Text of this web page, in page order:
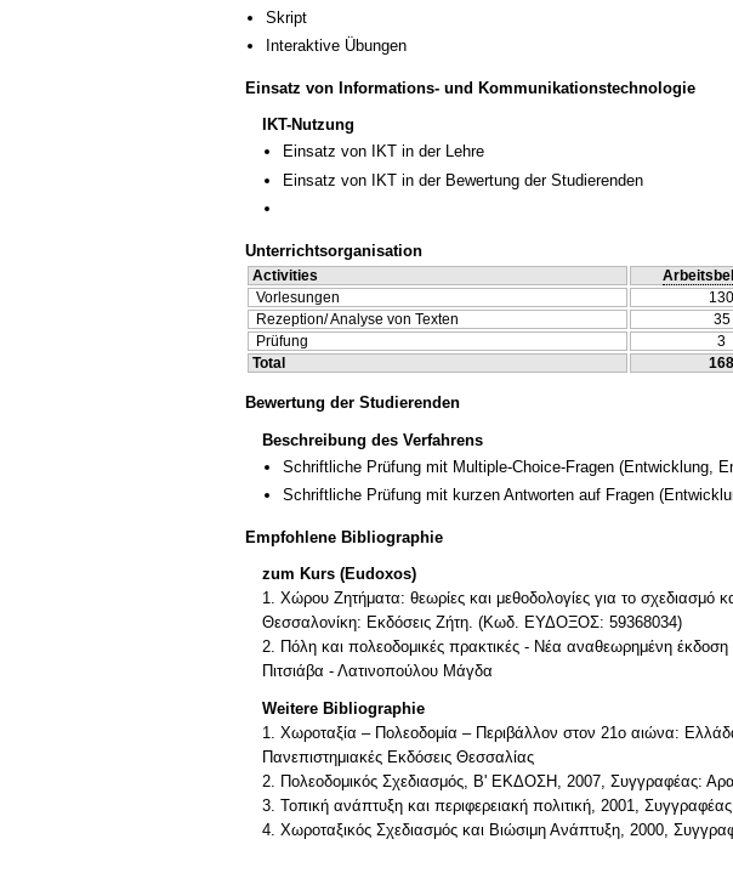
Skript
Interaktive Übungen
Einsatz von Informations- und Kommunikationstechnologie
IKT-Nutzung
Einsatz von IKT in der Lehre
Einsatz von IKT in der Bewertung der Studierenden
Unterrichtsorganisation
Activities
Vorlesungen
130
Rezeption/ Analyse von Texten
35
Prüfung
3
Total
168
Bewertung der Studierenden
Beschreibung des Verfahrens
Schriftliche Prüfung mit Multiple-Choice-Fragen (Entwicklung,
Schriftliche Prüfung mit kurzen Antworten auf Fragen
Empfohlene Bibliographie
zum Kurs (Eudoxos)
1. Χώρου Ζητήματα: θεωρίες και μεθοδολογίες για το
Θεσσαλονίκη: Εκδόσεις Ζήτη. (Κωδ. ΕΥΔΟΞΟΣ: 59368034)
2. Πόλη και πολεοδομικές πρακτικές - Νέα αναθεωρημένη
Πιτσιάβα - Λατινοπούλου Μάγδα
Weitere Bibliographie
1. Χωροταξία – Πολεοδομία – Περιβάλλον στον 21ο αιώνα:
Πανεπιστημιακές Εκδόσεις Θεσσαλίας
2. Πολεοδομικός Σχεδιασμός, Β' ΕΚΔΟΣΗ, 2007, Συγγραφέας:
3. Τοπική ανάπτυξη και περιφερειακή πολιτική, 2001,
4. Χωροταξικός Σχεδιασμός και Βιώσιμη Ανάπτυξη, 2000,